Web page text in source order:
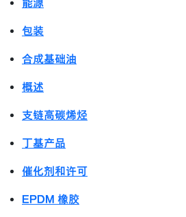
能源
包装
合成基础油
概述
支链高碳烯烃
丁基产品
催化剂和许可
EPDM 橡胶